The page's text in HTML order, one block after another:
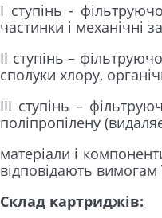
I ступінь -
частинки і механічні
II ступінь –
сполуки хлору,
III ступінь –
поліпропілену
матеріали і
відповідають
Склад картриджів: